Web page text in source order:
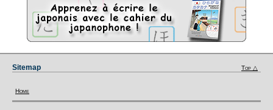
Sitemap Top △
Home